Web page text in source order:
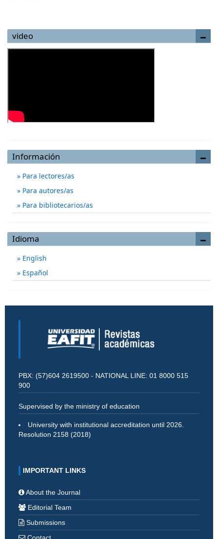
video
Información
Para lectores/as
Para autores/as
Para bibliotecarios/as
Idioma
English
Español
PBX: (57)604 2619500 - NATIONAL LINE: 01 8000 515
900
Supervised by the ministry of education
University with institutional accreditation until 2026.
Resolution 2158 (2018)
IMPORTANT LINKS
About the Journal
Editorial Team
Submissions